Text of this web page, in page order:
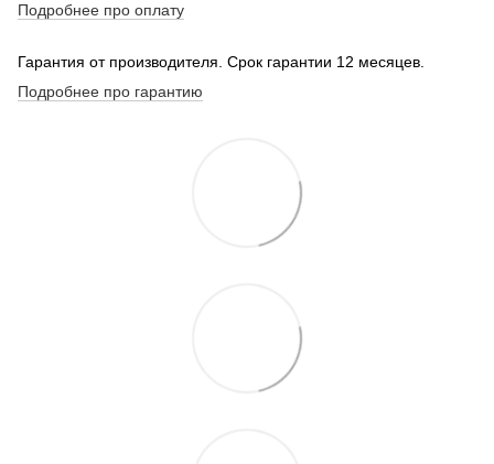
Подробнее про оплату
Гарантия от производителя. Срок гарантии 12 месяцев.
Подробнее про гарантию